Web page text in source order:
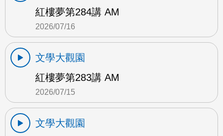
紅樓夢第284講 AM
2026/07/16
文學大觀園
紅樓夢第283講 AM
2026/07/15
文學大觀園